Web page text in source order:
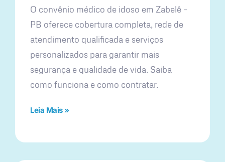
O convênio médico de idoso em Zabelê –
PB oferece cobertura completa, rede de
atendimento qualificada e serviços
personalizados para garantir mais
segurança e qualidade de vida. Saiba
como funciona e como contratar.
Leia Mais »